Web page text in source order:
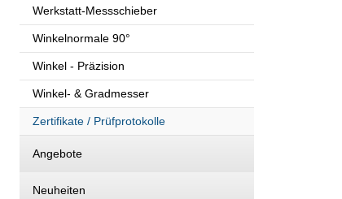
Werkstatt-Messschieber
Winkelnormale 90°
Winkel - Präzision
Winkel- & Gradmesser
Zertifikate / Prüfprotokolle
Angebote
Neuheiten